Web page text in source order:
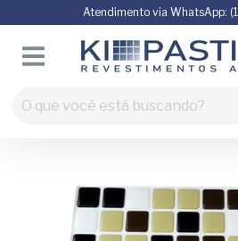
Atendimento via WhatsApp: